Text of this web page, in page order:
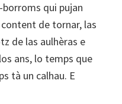
qui pujan
de tornar, las
de las aulhèras e
ans, lo temps que
tà un calhau. E